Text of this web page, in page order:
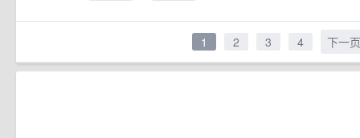
1 2 3 4 下一页